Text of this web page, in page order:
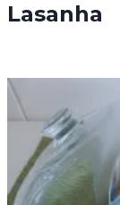
Lasanha